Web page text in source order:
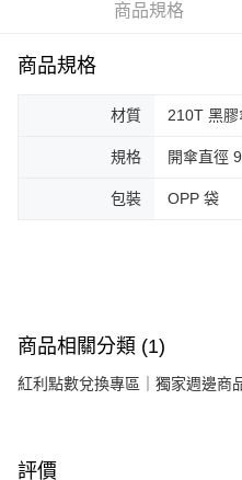
法說明評估內容。
1.分期款項不併入電信帳單，「大哥
醒簡訊。
帳／街口支付／iPASS MONEY」等
用戶於交易時，得透過本服務購買
資料（包含姓名、電話或地址）提
每筆NT$90，滿NT$2,000(含以
付款後7-11取貨
每筆NT$90，滿NT$2,000(含以
商品規格
商品規格
材質 210T 黑
規格 開傘直徑
包裝 OPP 袋
商品相關分類 (1)
紅利點數兌換專區｜獨家週邊商
評價